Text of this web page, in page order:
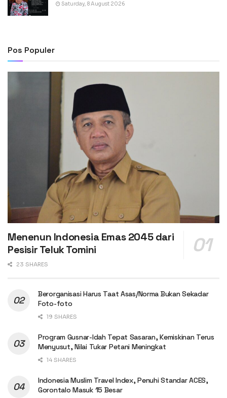
Saturday, 8 August 2026
Pos Populer
Menenun Indonesia Emas 2045 dari
Pesisir Teluk Tomini
23 SHARES
Berorganisasi Harus Taat Asas/Norma Bukan Sekadar
Foto-foto
19 SHARES
Program Gusnar-Idah Tepat Sasaran, Kemiskinan Terus
Menyusut, Nilai Tukar Petani Meningkat
14 SHARES
Indonesia Muslim Travel Index, Penuhi Standar ACES,
Gorontalo Masuk 15 Besar